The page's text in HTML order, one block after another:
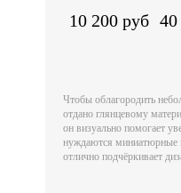
10 200 руб
Чтобы облагородить
отдано глянцевому
он визуально помогает
нуждаются миниатюрные
отлично подчёркивает